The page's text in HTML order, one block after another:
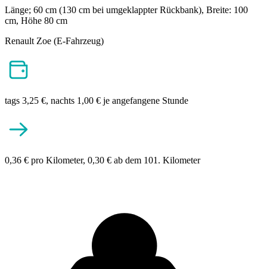
Länge; 60 cm (130 cm bei umgeklappter Rückbank), Breite: 100
cm, Höhe 80 cm
Renault Zoe (E-Fahrzeug)
tags 3,25 €, nachts 1,00 € je angefangene Stunde
0,36 € pro Kilometer, 0,30 € ab dem 101. Kilometer